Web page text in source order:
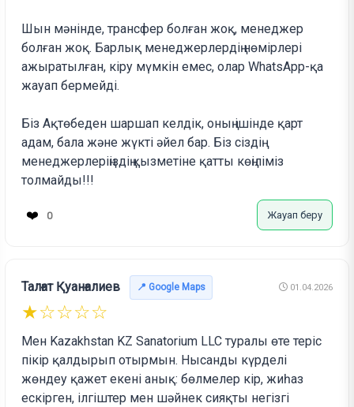
Шын мәнінде, трансфер болған жоқ, менеджер
болған жоқ. Барлық менеджерлердің нөмірлері
ажыратылған, кіру мүмкін емес, олар WhatsApp-қа
жауап бермейді.
Біз Ақтөбеден шаршап келдік, оның ішінде қарт
адам, бала және жүкті әйел бар. Біз сіздің
менеджерлеріңіздің қызметіне қатты көңіліміз
толмайды!!!
❤️ 0 Жауап беру
Талғат Қуанғалиев 📍 Google Maps 01.04.2026
★☆☆☆☆
Мен Kazakhstan KZ Sanatorium LLC туралы өте теріс
пікір қалдырып отырмын. Нысанды күрделі
жөндеу қажет екені анық: бөлмелер кір, жиһаз
ескірген, ілгіштер мен шәйнек сияқты негізгі